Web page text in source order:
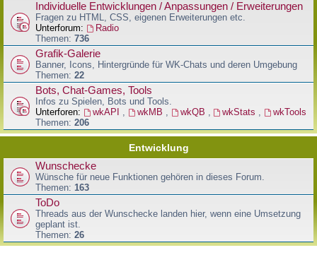
Individuelle Entwicklungen / Anpassungen / Erweiterungen
Fragen zu HTML, CSS, eigenen Erweiterungen etc.
Unterforum:
Radio
Themen: 736
Grafik-Galerie
Banner, Icons, Hintergründe für WK-Chats und deren Umgebung
Themen: 22
Bots, Chat-Games, Tools
Infos zu Spielen, Bots und Tools.
Unterforen:
wkAPI , wkMB , wkQB , wkStats ,
wkTools
Themen: 206
Entwicklung
Wunschecke
Wünsche für neue Funktionen gehören in dieses Forum.
Themen: 163
ToDo
Threads aus der Wunschecke landen hier, wenn eine Umsetzung
geplant ist.
Themen: 26